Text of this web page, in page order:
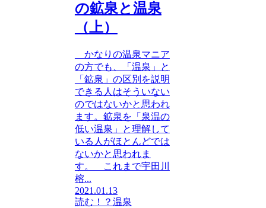
の鉱泉と温泉
（上）
かなりの温泉マニア
の方でも、「温泉」と
「鉱泉」の区別を説明
できる人はそういない
のではないかと思われ
ます。鉱泉を「泉温の
低い温泉」と理解して
いる人がほとんどでは
ないかと思われま
す。 これまで宇田川
榕...
2021.01.13
読む！？温泉